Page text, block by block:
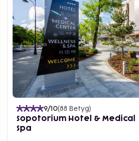
9/10(88 Betyg)
Sopotorium Hotel & Medical
Spa